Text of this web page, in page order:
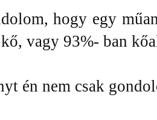
hogy egy
vagy 93%- ban
én nem csak